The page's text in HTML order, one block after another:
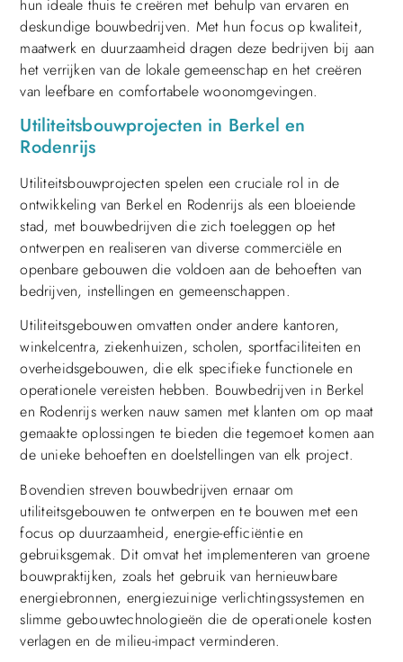
hun ideale thuis te creëren met behulp van ervaren en
deskundige bouwbedrijven. Met hun focus op kwaliteit,
maatwerk en duurzaamheid dragen deze bedrijven bij aan
het verrijken van de lokale gemeenschap en het creëren
van leefbare en comfortabele woonomgevingen.
Utiliteitsbouwprojecten in Berkel en
Rodenrijs
Utiliteitsbouwprojecten spelen een cruciale rol in de
ontwikkeling van Berkel en Rodenrijs als een bloeiende
stad, met bouwbedrijven die zich toeleggen op het
ontwerpen en realiseren van diverse commerciële en
openbare gebouwen die voldoen aan de behoeften van
bedrijven, instellingen en gemeenschappen.
Utiliteitsgebouwen omvatten onder andere kantoren,
winkelcentra, ziekenhuizen, scholen, sportfaciliteiten en
overheidsgebouwen, die elk specifieke functionele en
operationele vereisten hebben. Bouwbedrijven in Berkel
en Rodenrijs werken nauw samen met klanten om op maat
gemaakte oplossingen te bieden die tegemoet komen aan
de unieke behoeften en doelstellingen van elk project.
Bovendien streven bouwbedrijven ernaar om
utiliteitsgebouwen te ontwerpen en te bouwen met een
focus op duurzaamheid, energie-efficiëntie en
gebruiksgemak. Dit omvat het implementeren van groene
bouwpraktijken, zoals het gebruik van hernieuwbare
energiebronnen, energiezuinige verlichtingssystemen en
slimme gebouwtechnologieën die de operationele kosten
verlagen en de milieu-impact verminderen.